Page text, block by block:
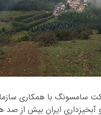
سامسونگ با همکاری
آبخیزداری ایران بیش از صد